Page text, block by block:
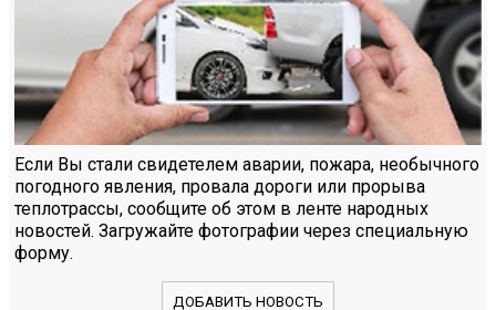
Если Вы стали свидетелем аварии, пожара, необычного
погодного явления, провала дороги или прорыва
теплотрассы, сообщите об этом в ленте народных
новостей. Загружайте фотографии через специальную
форму.
ДОБАВИТЬ НОВОСТЬ